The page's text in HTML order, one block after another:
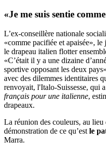
«Je me suis sentie
L’ex-conseillère nationale
«comme pacifiée et apaisée»,
le drapeau italien flotter
«C’était il y a une dizaine
sportive opposant les deux
avec des dilemmes identitaires
renvoyait, l'Italo-Suissesse, qui
français pour une italienne,
drapeaux.
La réunion des couleurs, au
démonstration de ce qu’est le
Marra.